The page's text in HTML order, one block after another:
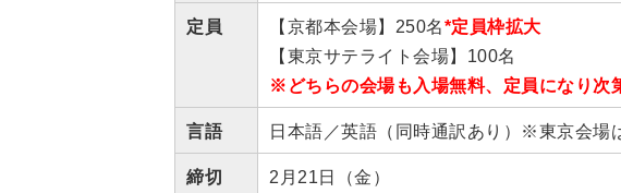
定員 【京都本会場】250名*定員枠拡大
【東京サテライト会場】100名
※どちらの会場も入場無料、定員になり次
言語 日本語／英語（同時通訳あり）※東京会場
締切 2月21日（金）